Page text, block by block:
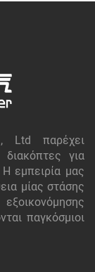
Ltd παρέχει
διακόπτες για
εμπειρία μας
μίας στάσης
παγκόσμιοι